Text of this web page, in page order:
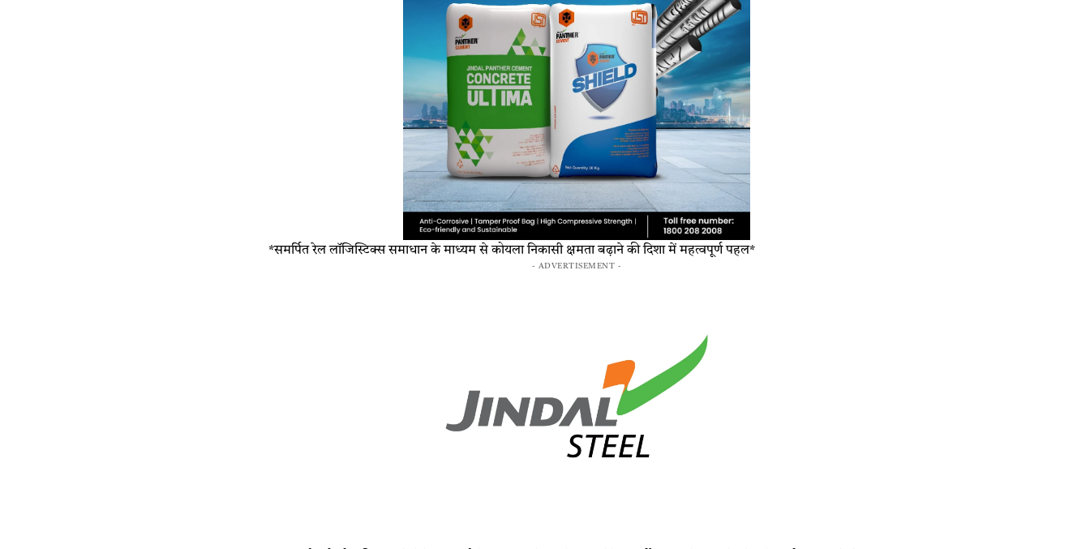
*समर्पित रेल लॉजिस्टिक्स समाधान के माध्यम से कोयला निकासी क्षमता बढ़ाने की दिशा में महत्वपूर्ण पहल*
- ADVERTISEMENT -